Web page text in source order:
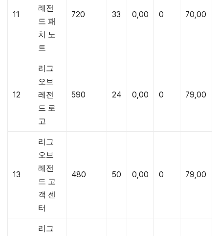
11
레전
드 패
치 노
트
720 33 0,00 0 70,00
12
리그
오브
레전
드 로
고
590 24 0,00 0 79,00
13
리그
오브
레전
드 고
객 센
터
480 50 0,00 0 79,00
리그